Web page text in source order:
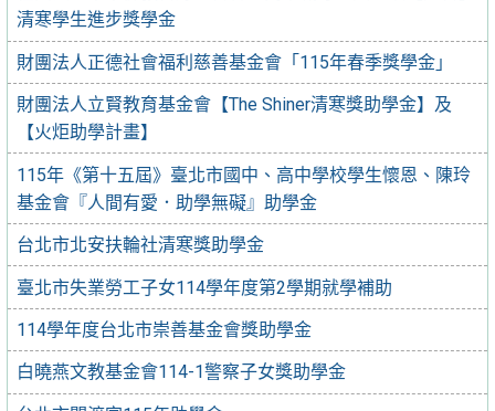
清寒學生進步獎學金
財團法人正德社會福利慈善基金會「115年春季獎學金」
財團法人立賢教育基金會【The Shiner清寒獎助學金】及
【火炬助學計畫】
115年《第十五屆》臺北市國中、高中學校學生懷恩、陳玲
基金會『人間有愛．助學無礙』助學金
台北市北安扶輪社清寒獎助學金
臺北市失業勞工子女114學年度第2學期就學補助
114學年度台北市崇善基金會獎助學金
白曉燕文教基金會114-1警察子女獎助學金